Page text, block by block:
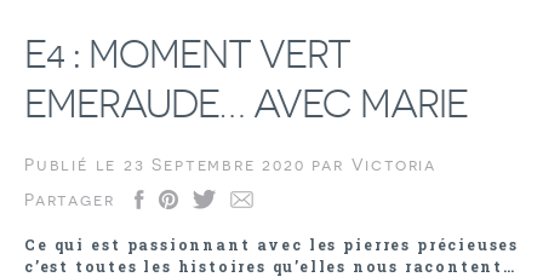
E4 : MOMENT VERT
EMERAUDE… AVEC MARIE
Publié le 23 Septembre 2020 par Victoria
Partager
Ce qui est passionnant avec les pierres précieuses
c’est toutes les histoires qu’elles nous racontent…